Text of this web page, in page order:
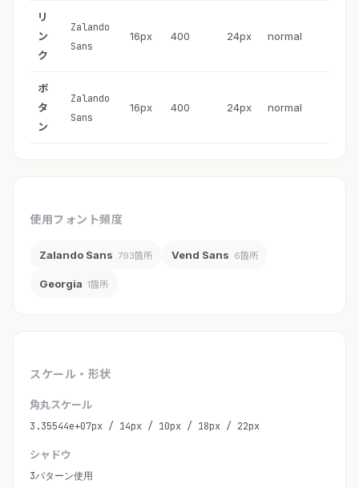
リ
ン
ク
Zalando
Sans
16px 400 24px normal
ボ
タ
ン
Zalando
Sans
16px 400 24px normal
使用フォント頻度
Zalando Sans 793箇所 Vend Sans 6箇所
Georgia 1箇所
スケール・形状
角丸スケール
3.35544e+07px / 14px / 10px / 18px / 22px
シャドウ
3パターン使用